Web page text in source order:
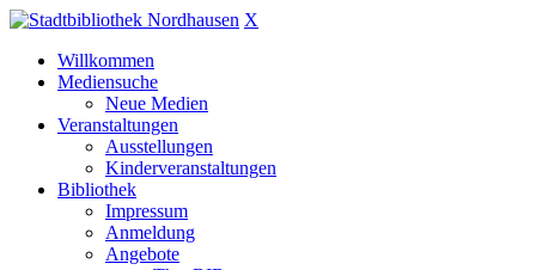
X
Willkommen
Mediensuche
Neue Medien
Veranstaltungen
Ausstellungen
Kinderveranstaltungen
Bibliothek
Impressum
Anmeldung
Angebote